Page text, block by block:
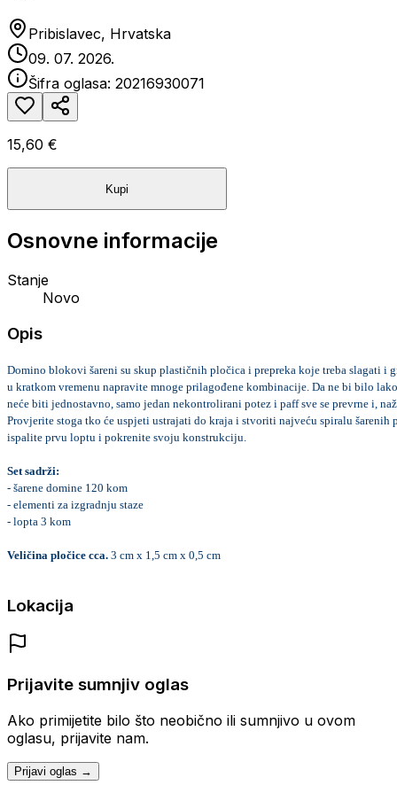
Pribislavec, Hrvatska
09. 07. 2026.
Šifra oglasa: 20216930071
15,60 €
Kupi
Osnovne informacije
Stanje
Novo
Opis
Domino blokovi šareni su skup plastičnih pločica i prepreka koje treba slagati i
u kratkom vremenu napravite mnoge prilagođene kombinacije. Da ne bi bilo
neće biti jednostavno, samo jedan nekontrolirani potez i paff sve se prevrne i,
Provjerite stoga tko će uspjeti ustrajati do kraja i stvoriti najveću spiralu šarenih
ispalite prvu loptu i pokrenite svoju konstrukciju.
Set sadrži:
- šarene domine 120 kom
- elementi za izgradnju staze
- lopta 3 kom
Veličina pločice cca. 3 cm x 1,5 cm x 0,5 cm
Lokacija
Prijavite sumnjiv oglas
Ako primijetite bilo što neobično ili sumnjivo u ovom
oglasu, prijavite nam.
Prijavi oglas →